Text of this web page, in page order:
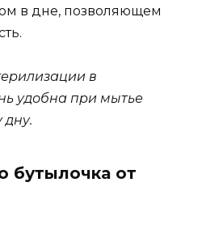
в дне, позволяющем
в
удобна при мытье
дну.